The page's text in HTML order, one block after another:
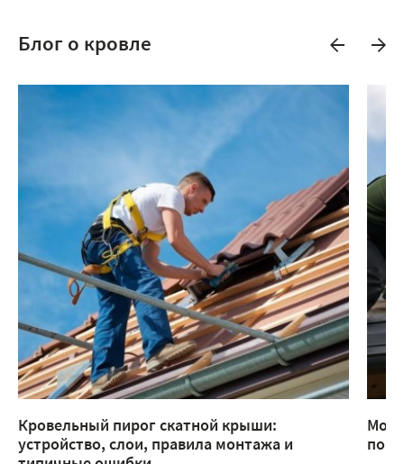
Блог о кровле
Кровельный пирог скатной крыши:
устройство, слои, правила монтажа и